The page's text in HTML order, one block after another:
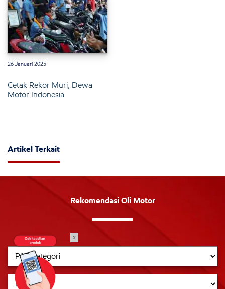
26 Januari 2025
Cetak Rekor Muri, Dewa
Motor Indonesia
Artikel Terkait
Rekomendasi Oli Motor
x